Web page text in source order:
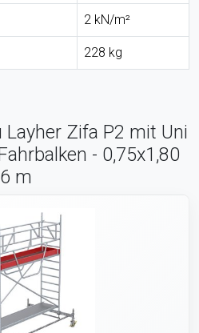
2 kN/m²
228 kg
Zifa P2 mit Uni
- 0,75x1,80
m